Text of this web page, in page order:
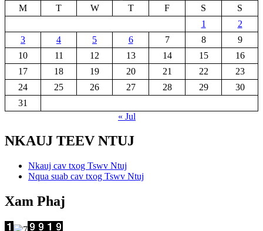
M
T W T F S
S
1
2
3
4 5 6 7 8
9
10
11 12 13 14 15
16
17
18 19 20 21 22
23
24
25 26 27 28 29
30
31
« Jul
NKAUJ TEEV NTUJ
Nkauj cav txog Tswv Ntuj
Nqua suab cav txog Tswv Ntuj
Xam Phaj